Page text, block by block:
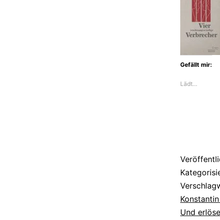
mich“:
Das
Debüt
Gefällt mir:
Lädt…
Und